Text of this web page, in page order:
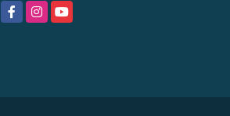
FacebookInstagramYouTube